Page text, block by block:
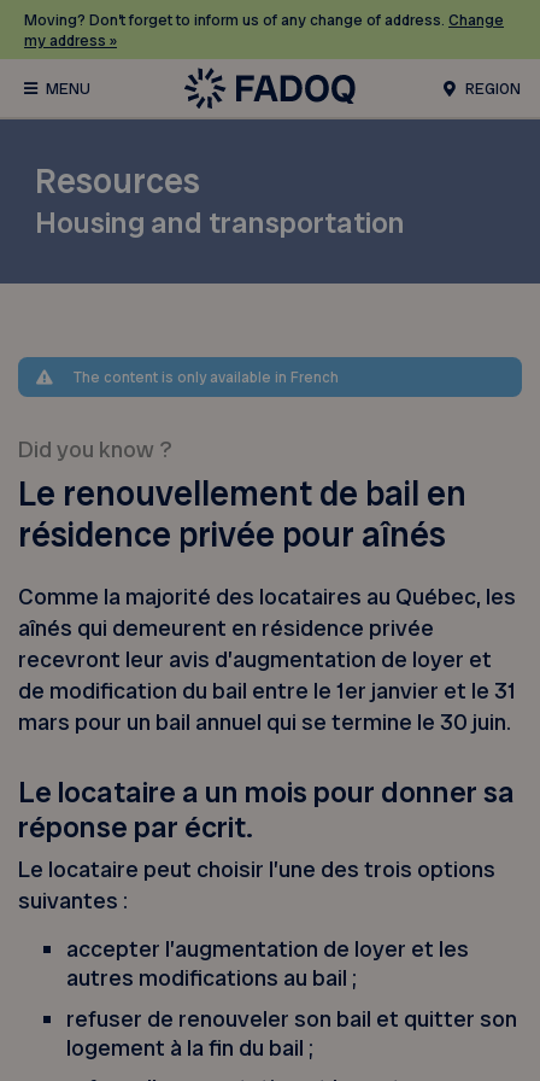
Moving? Don’t forget to inform us of any change of address. Change
my address »
REGION
Resources
Housing and transportation
The content is only available in French
Did you know ?
Le renouvellement de bail en
résidence privée pour aînés
Comme la majorité des locataires au Québec, les
aînés qui demeurent en résidence privée
recevront leur avis d’augmentation de loyer et
de modification du bail entre le 1er janvier et le 31
mars pour un bail annuel qui se termine le 30 juin.
Le locataire a un mois pour donner sa
réponse par écrit.
Le locataire peut choisir l’une des trois options
suivantes :
accepter l’augmentation de loyer et les
autres modifications au bail ;
refuser de renouveler son bail et quitter son
logement à la fin du bail ;